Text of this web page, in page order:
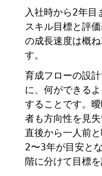
入社時から2年目
スキル目標と評
の成長速度は概
す。
育成フローの設
に、何ができる
することです。
者も方向性を見
直後から一人前
2〜3年が目安と
階に分けて目標